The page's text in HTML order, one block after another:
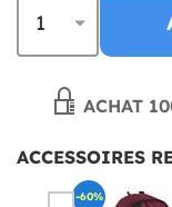
ACHAT
ACCESSOIRES
-60%